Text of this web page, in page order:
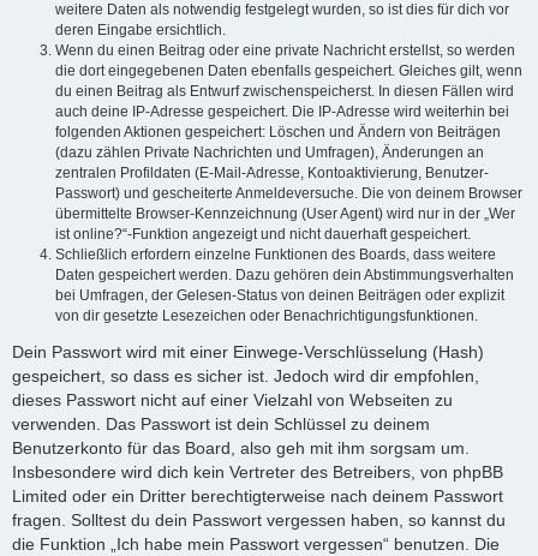
weitere Daten als notwendig festgelegt wurden, so ist dies für dich vor
deren Eingabe ersichtlich.
Wenn du einen Beitrag oder eine private Nachricht erstellst, so werden
die dort eingegebenen Daten ebenfalls gespeichert. Gleiches gilt, wenn
du einen Beitrag als Entwurf zwischenspeicherst. In diesen Fällen wird
auch deine IP-Adresse gespeichert. Die IP-Adresse wird weiterhin bei
folgenden Aktionen gespeichert: Löschen und Ändern von Beiträgen
(dazu zählen Private Nachrichten und Umfragen), Änderungen an
zentralen Profildaten (E-Mail-Adresse, Kontoaktivierung, Benutzer-
Passwort) und gescheiterte Anmeldeversuche. Die von deinem Browser
übermittelte Browser-Kennzeichnung (User Agent) wird nur in der „Wer
ist online?“-Funktion angezeigt und nicht dauerhaft gespeichert.
Schließlich erfordern einzelne Funktionen des Boards, dass weitere
Daten gespeichert werden. Dazu gehören dein Abstimmungsverhalten
bei Umfragen, der Gelesen-Status von deinen Beiträgen oder explizit
von dir gesetzte Lesezeichen oder Benachrichtigungsfunktionen.
Dein Passwort wird mit einer Einwege-Verschlüsselung (Hash)
gespeichert, so dass es sicher ist. Jedoch wird dir empfohlen,
dieses Passwort nicht auf einer Vielzahl von Webseiten zu
verwenden. Das Passwort ist dein Schlüssel zu deinem
Benutzerkonto für das Board, also geh mit ihm sorgsam um.
Insbesondere wird dich kein Vertreter des Betreibers, von phpBB
Limited oder ein Dritter berechtigterweise nach deinem Passwort
fragen. Solltest du dein Passwort vergessen haben, so kannst du
die Funktion „Ich habe mein Passwort vergessen“ benutzen. Die